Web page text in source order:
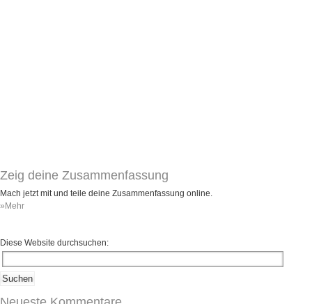
Zeig deine Zusammenfassung
Mach jetzt mit und teile deine Zusammenfassung online.
»Mehr
Diese Website durchsuchen: